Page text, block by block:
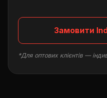
Замовити
*Для оптових клієнтів —